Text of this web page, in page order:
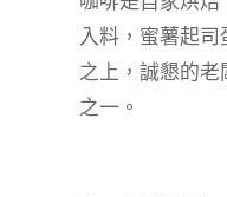
入料，蜜薯起
之上，誠懇的
之一。